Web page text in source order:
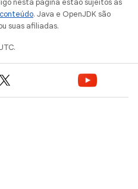
nesta página estão sujeitos às
. Java e OpenJDK são
suas afiliadas.